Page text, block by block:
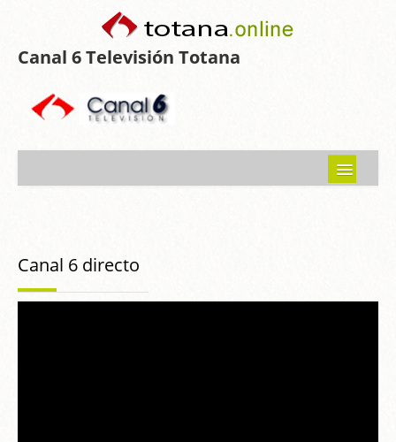
Canal 6 Televisión Totana
Programas emitidos
Canal 6 directo